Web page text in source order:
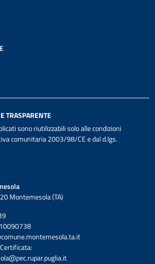
TRASPARENTE
sono riutilizzabili solo alle condizioni
comunitaria 2003/98/CE e dal d.lgs.
Montemesola (TA)